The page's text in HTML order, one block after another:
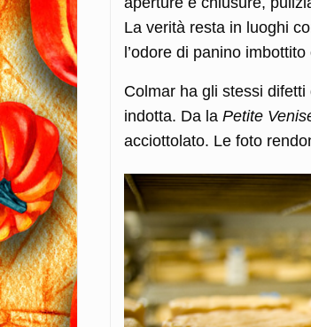
La verità resta in luoghi
l’odore di panino
Colmar ha gli stessi
indotta. Da la Petite
acciottolato. Le foto